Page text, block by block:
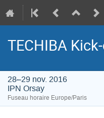
TECHIBA
28–29 nov. 2016
IPN Orsay
Fuseau horaire Europe/Paris